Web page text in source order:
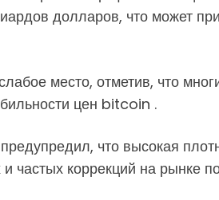
долларов, что может
место, отметив, что
цен bitcoin .
что высокая
частых коррекций на рынке